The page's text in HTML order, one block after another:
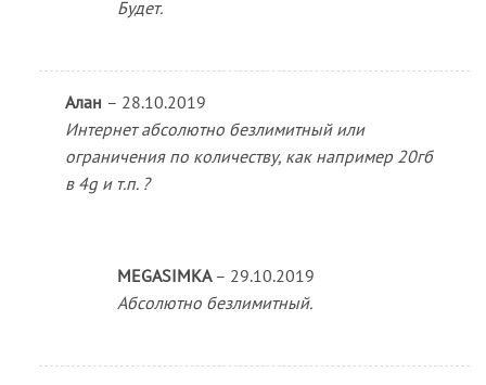
Будет.
Алан – 28.10.2019
Интернет абсолютно безлимитный или
ограничения по количеству, как например 20гб
в 4g и т.п. ?
MEGASIMKA – 29.10.2019
Абсолютно безлимитный.